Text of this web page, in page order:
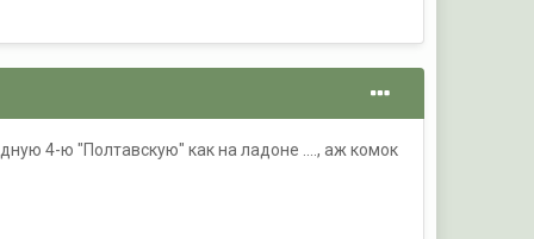
4-ю "Полтавскую" как на ладоне ...., аж комок